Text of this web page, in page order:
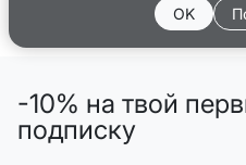
OK
-10% на твой
подписку